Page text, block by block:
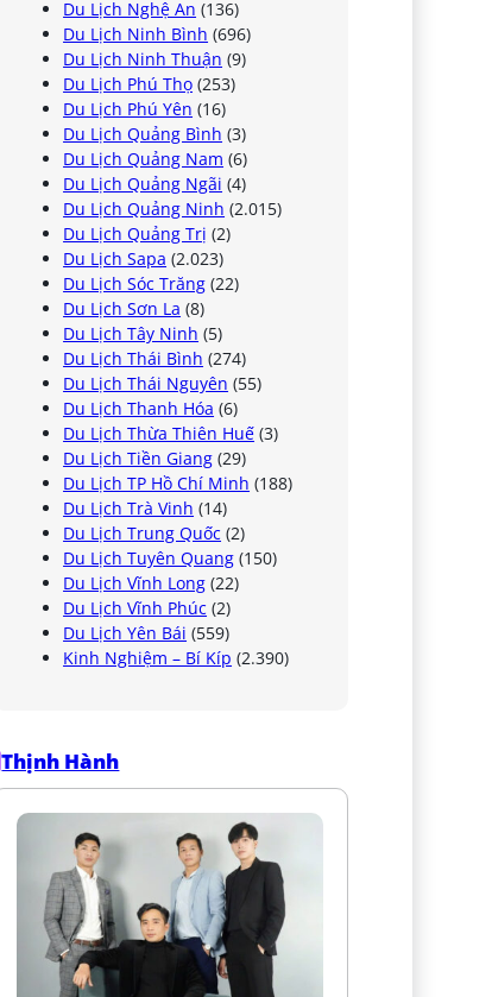
Du Lịch Nghệ An (136)
Du Lịch Ninh Bình (696)
Du Lịch Ninh Thuận (9)
Du Lịch Phú Thọ (253)
Du Lịch Phú Yên (16)
Du Lịch Quảng Bình (3)
Du Lịch Quảng Nam (6)
Du Lịch Quảng Ngãi (4)
Du Lịch Quảng Ninh (2.015)
Du Lịch Quảng Trị (2)
Du Lịch Sapa (2.023)
Du Lịch Sóc Trăng (22)
Du Lịch Sơn La (8)
Du Lịch Tây Ninh (5)
Du Lịch Thái Bình (274)
Du Lịch Thái Nguyên (55)
Du Lịch Thanh Hóa (6)
Du Lịch Thừa Thiên Huế (3)
Du Lịch Tiền Giang (29)
Du Lịch TP Hồ Chí Minh (188)
Du Lịch Trà Vinh (14)
Du Lịch Trung Quốc (2)
Du Lịch Tuyên Quang (150)
Du Lịch Vĩnh Long (22)
Du Lịch Vĩnh Phúc (2)
Du Lịch Yên Bái (559)
Kinh Nghiệm – Bí Kíp (2.390)
Thịnh Hành